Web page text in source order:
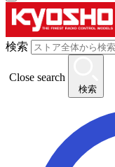
検索
Close search
検索